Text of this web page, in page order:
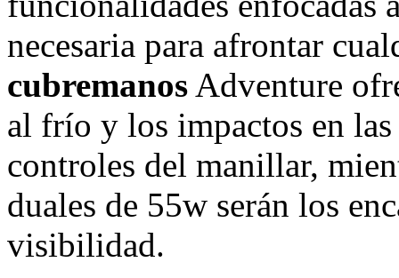
necesaria para afrontar
cubremanos Adventure
al frío y los impactos en
controles del manillar,
duales de 55w serán los
visibilidad.